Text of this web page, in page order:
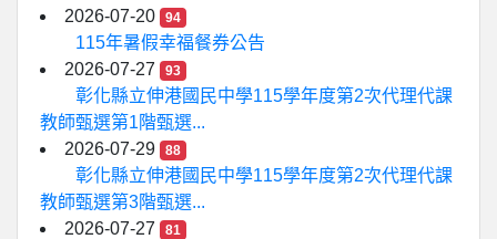
2026-07-20
94
115年暑假幸福餐券公告
2026-07-27
93
彰化縣立伸港國民中學115學年度第2次代理代課
教師甄選第1階甄選...
2026-07-29
88
彰化縣立伸港國民中學115學年度第2次代理代課
教師甄選第3階甄選...
2026-07-27
81